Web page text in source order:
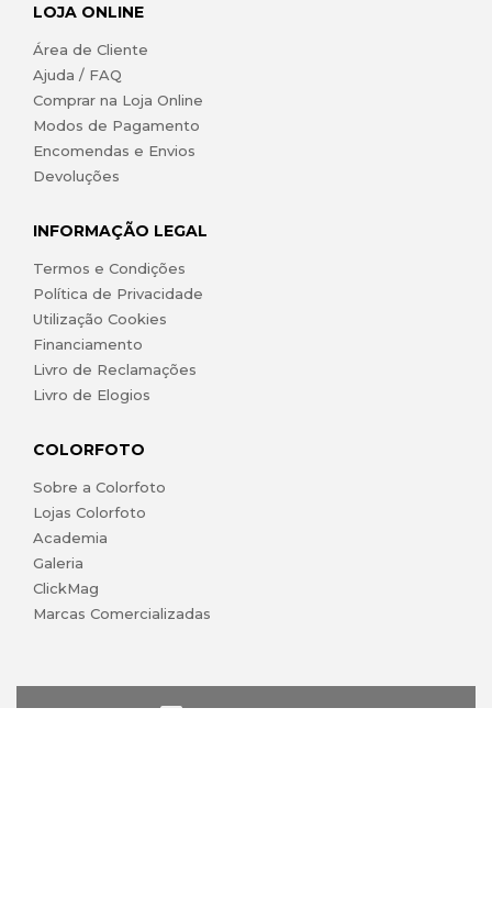
LOJA ONLINE
Área de Cliente
Ajuda / FAQ
Comprar na Loja Online
Modos de Pagamento
Encomendas e Envios
Devoluções
INFORMAÇÃO LEGAL
Termos e Condições
Política de Privacidade
Utilização Cookies
Financiamento
Livro de Reclamações
Livro de Elogios
COLORFOTO
Sobre a Colorfoto
Lojas Colorfoto
Academia
Galeria
ClickMag
Marcas Comercializadas
lojaonline@colorfoto.pt